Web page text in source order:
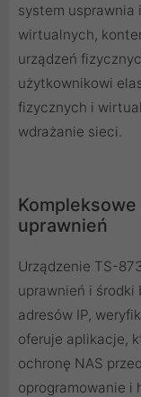
system usprawnia
wirtualnych,
urządzeń
użytkownikowi
fizycznych i
wdrażanie sieci.
uprawnień
Urządzenie TS-
uprawnień i środki
adresów IP,
oferuje aplikacje,
ochronę NAS
oprogramowanie i